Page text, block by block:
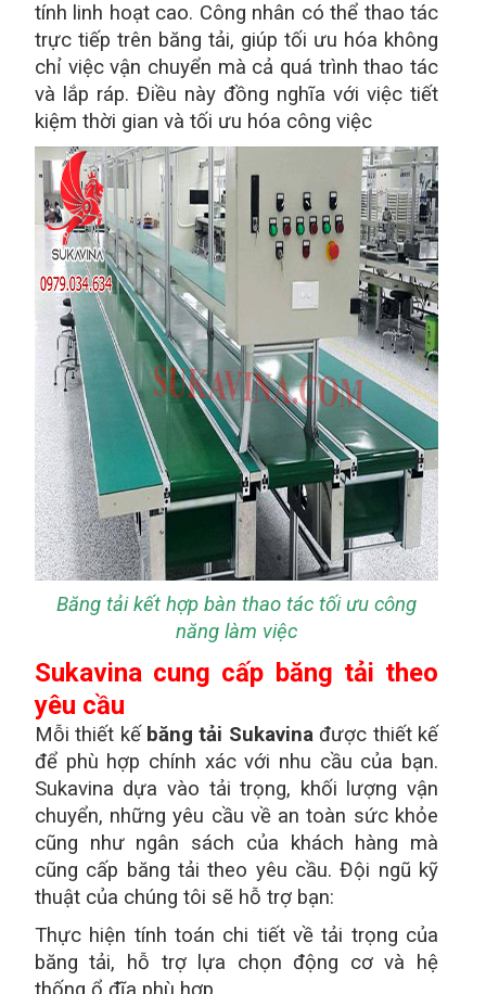
tính linh hoạt cao. Công nhân có thể thao tác
trực tiếp trên băng tải, giúp tối ưu hóa không
chỉ việc vận chuyển mà cả quá trình thao tác
và lắp ráp. Điều này đồng nghĩa với việc tiết
kiệm thời gian và tối ưu hóa công việc
Băng tải kết hợp bàn thao tác tối ưu công
năng làm việc
Sukavina cung cấp băng tải theo
yêu cầu
Mỗi thiết kế băng tải Sukavinađược thiết kế
để phù hợp chính xác với nhu cầu của bạn.
Sukavina dựa vào tải trọng, khối lượng vận
chuyển, những yêu cầu về an toàn sức khỏe
cũng như ngân sách của khách hàng mà
cũng cấp băng tải theo yêu cầu. Đội ngũ kỹ
thuật của chúng tôi sẽ hỗ trợ bạn:
Thực hiện tính toán chi tiết về tải trọng của
băng tải, hỗ trợ lựa chọn động cơ và hệ